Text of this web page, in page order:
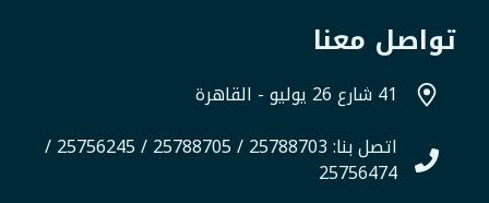
تواصل معنا
41 شارع 26 يوليو - القاهرة
اتصل بنا: 25788703 / 25788705 / 25756245 /
25756474